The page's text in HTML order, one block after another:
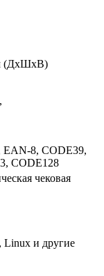
(ДхШхВ)
8, CODE39,
CODE128
чековая
Linux и другие